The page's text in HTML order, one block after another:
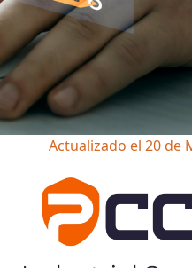
Actualizado el 20 de